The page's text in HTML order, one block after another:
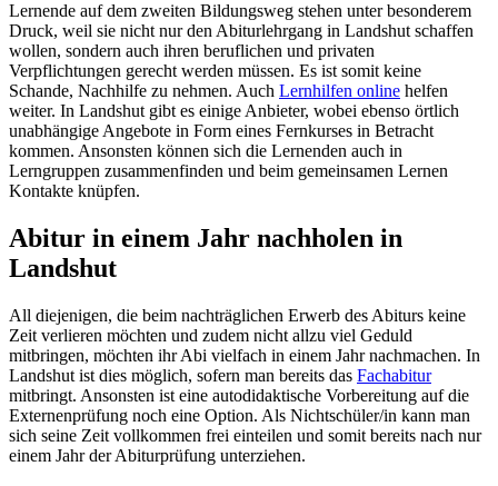
Lernende auf dem zweiten Bildungsweg stehen unter besonderem
Druck, weil sie nicht nur den Abiturlehrgang in Landshut schaffen
wollen, sondern auch ihren beruflichen und privaten
Verpflichtungen gerecht werden müssen. Es ist somit keine
Schande, Nachhilfe zu nehmen. Auch Lernhilfen online helfen
weiter. In Landshut gibt es einige Anbieter, wobei ebenso örtlich
unabhängige Angebote in Form eines Fernkurses in Betracht
kommen. Ansonsten können sich die Lernenden auch in
Lerngruppen zusammenfinden und beim gemeinsamen Lernen
Kontakte knüpfen.
Abitur in einem Jahr nachholen in
Landshut
All diejenigen, die beim nachträglichen Erwerb des Abiturs keine
Zeit verlieren möchten und zudem nicht allzu viel Geduld
mitbringen, möchten ihr Abi vielfach in einem Jahr nachmachen. In
Landshut ist dies möglich, sofern man bereits das Fachabitur
mitbringt. Ansonsten ist eine autodidaktische Vorbereitung auf die
Externenprüfung noch eine Option. Als Nichtschüler/in kann man
sich seine Zeit vollkommen frei einteilen und somit bereits nach nur
einem Jahr der Abiturprüfung unterziehen.